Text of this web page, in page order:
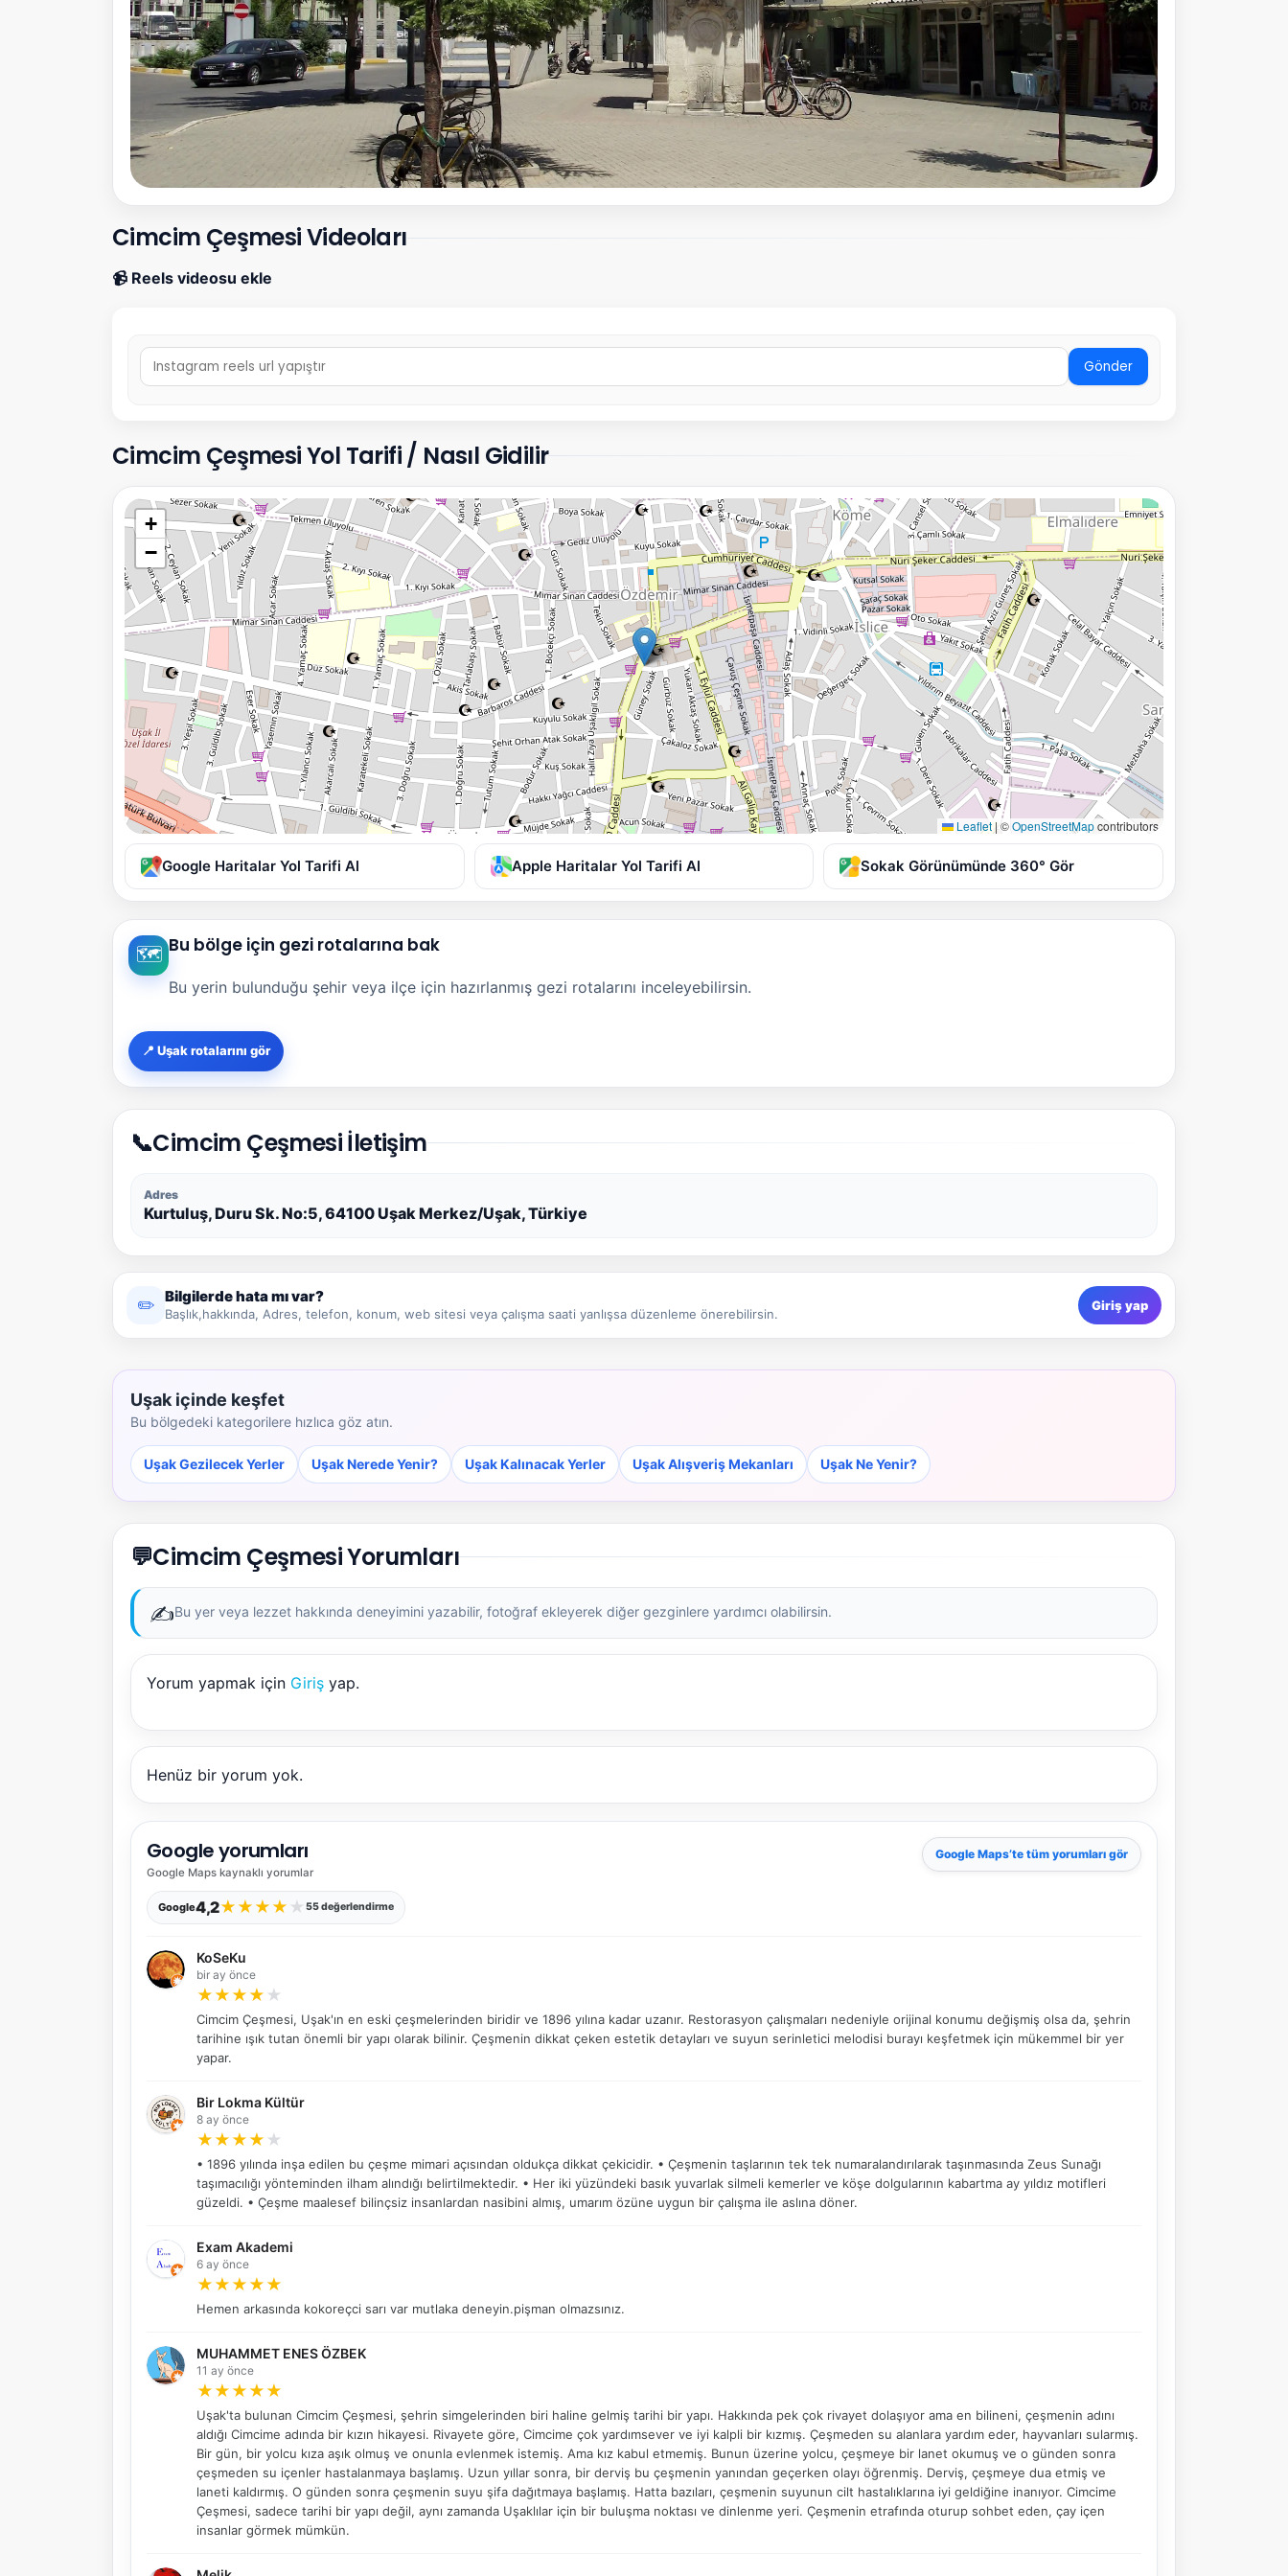
Cimcim Çeşmesi Videoları
📹 Reels videosu ekle
Gönder
Cimcim Çeşmesi Yol Tarifi / Nasıl Gidilir
+
−
Leaflet |©OpenStreetMapcontributors
Google Haritalar Yol Tarifi Al Apple Haritalar Yol Tarifi Al Sokak Görünümünde 360° Gör
🗺️ Bu bölge için gezi rotalarına bak
Bu yerin bulunduğu şehir veya ilçe için hazırlanmış gezi rotalarını inceleyebilirsin.
📍 Uşak rotalarını gör
📞Cimcim Çeşmesi İletişim
Adres
Kurtuluş, Duru Sk. No:5, 64100 Uşak Merkez/Uşak, Türkiye
✏️ Bilgilerde hata mı var?
Başlık,hakkında, Adres, telefon, konum, web sitesi veya çalışma saati yanlışsa düzenleme önerebilirsin.
Giriş yap
Uşak içinde keşfet
Bu bölgedeki kategorilere hızlıca göz atın.
Uşak Gezilecek Yerler Uşak Nerede Yenir? Uşak Kalınacak Yerler Uşak Alışveriş Mekanları Uşak Ne Yenir?
💬Cimcim Çeşmesi Yorumları
✍️Bu yer veya lezzet hakkında deneyimini yazabilir, fotoğraf ekleyerek diğer gezginlere yardımcı olabilirsin.
Yorum yapmak için Giriş yap.
Henüz bir yorum yok.
Google yorumları
Google Maps kaynaklı yorumlar
Google Maps’te tüm yorumları gör
Google4,2★ ★ ★ ★ ★ 55 değerlendirme
KoSeKu
bir ay önce
★ ★ ★ ★ ★
Cimcim Çeşmesi, Uşak'ın en eski çeşmelerinden biridir ve 1896 yılına kadar uzanır. Restorasyon çalışmaları nedeniyle orijinal konumu değişmiş olsa da, şehrin
tarihine ışık tutan önemli bir yapı olarak bilinir. Çeşmenin dikkat çeken estetik detayları ve suyun serinletici melodisi burayı keşfetmek için mükemmel bir yer
yapar.
Bir Lokma Kültür
8 ay önce
★ ★ ★ ★ ★
• 1896 yılında inşa edilen bu çeşme mimari açısından oldukça dikkat çekicidir. • Çeşmenin taşlarının tek tek numaralandırılarak taşınmasında Zeus Sunağı
taşımacılığı yönteminden ilham alındığı belirtilmektedir. • Her iki yüzündeki basık yuvarlak silmeli kemerler ve köşe dolgularının kabartma ay yıldız motifleri
güzeldi. • Çeşme maalesef bilinçsiz insanlardan nasibini almış, umarım özüne uygun bir çalışma ile aslına döner.
Exam Akademi
6 ay önce
★ ★ ★ ★ ★
Hemen arkasında kokoreçci sarı var mutlaka deneyin.pişman olmazsınız.
MUHAMMET ENES ÖZBEK
11 ay önce
★ ★ ★ ★ ★
Uşak'ta bulunan Cimcim Çeşmesi, şehrin simgelerinden biri haline gelmiş tarihi bir yapı. Hakkında pek çok rivayet dolaşıyor ama en bilineni, çeşmenin adını
aldığı Cimcime adında bir kızın hikayesi. Rivayete göre, Cimcime çok yardımsever ve iyi kalpli bir kızmış. Çeşmeden su alanlara yardım eder, hayvanları sularmış.
Bir gün, bir yolcu kıza aşık olmuş ve onunla evlenmek istemiş. Ama kız kabul etmemiş. Bunun üzerine yolcu, çeşmeye bir lanet okumuş ve o günden sonra
çeşmeden su içenler hastalanmaya başlamış. Uzun yıllar sonra, bir derviş bu çeşmenin yanından geçerken olayı öğrenmiş. Derviş, çeşmeye dua etmiş ve
laneti kaldırmış. O günden sonra çeşmenin suyu şifa dağıtmaya başlamış. Hatta bazıları, çeşmenin suyunun cilt hastalıklarına iyi geldiğine inanıyor. Cimcime
Çeşmesi, sadece tarihi bir yapı değil, aynı zamanda Uşaklılar için bir buluşma noktası ve dinlenme yeri. Çeşmenin etrafında oturup sohbet eden, çay içen
insanlar görmek mümkün.
Şehir / ilçe
🧭 Rehber ⭐ Popüler